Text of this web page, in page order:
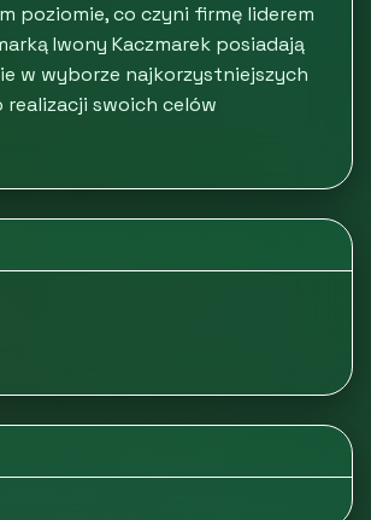
poziomie, co czyni firmę liderem
Iwony Kaczmarek posiadają
w wyborze najkorzystniejszych
swoich celów